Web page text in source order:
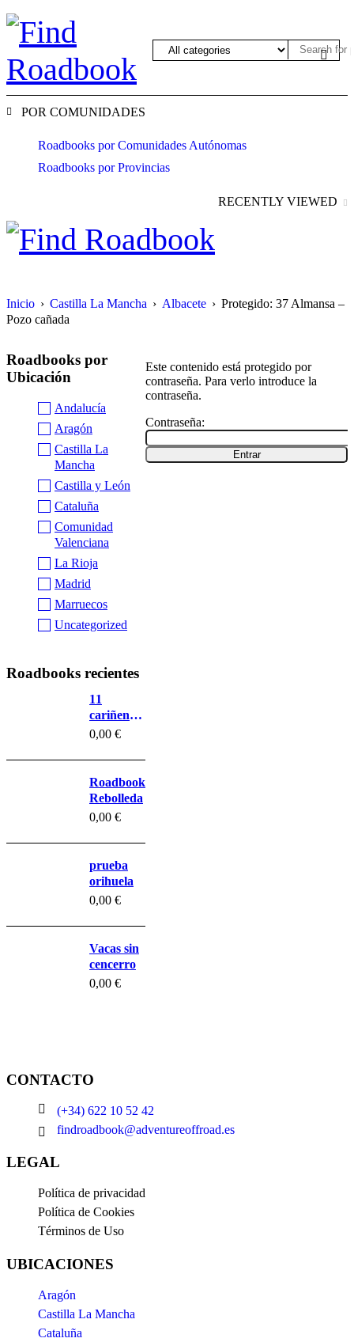
POR COMUNIDADES
Roadbooks por Comunidades Autónomas
Roadbooks por Provincias
RECENTLY VIEWED
Inicio › Castilla La Mancha › Albacete › Protegido: 37 Almansa –
Pozo cañada
Roadbooks por
Ubicación
Andalucía
Aragón
Castilla La
Mancha
Castilla y León
Cataluña
Comunidad
Valenciana
La Rioja
Madrid
Marruecos
Uncategorized
Roadbooks recientes
11
cariñena
Belchite
0,00 €
Roadbook
Rebolleda
0,00 €
prueba
orihuela
0,00 €
Vacas sin
cencerro
0,00 €
Este contenido está protegido por
contraseña. Para verlo introduce la
contraseña.
Contraseña:
CONTACTO
(+34) 622 10 52 42
findroadbook@adventureoffroad.es
LEGAL
Política de privacidad
Política de Cookies
Términos de Uso
UBICACIONES
Aragón
Castilla La Mancha
Cataluña